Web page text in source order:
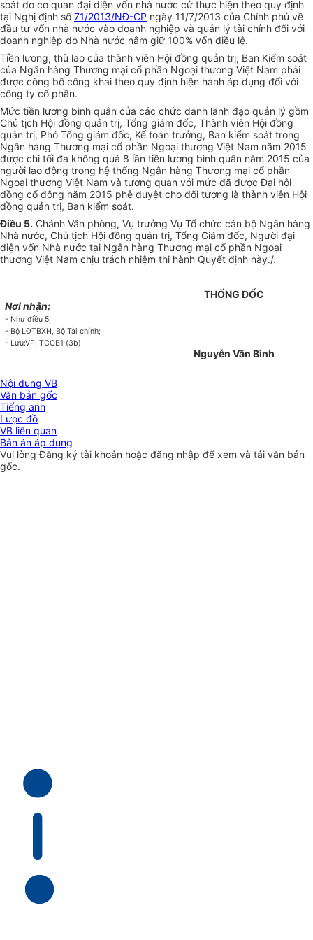
soát do cơ quan đại diện vốn nhà nước cử thực hiện theo quy định
tại Nghị định số71/2013/NĐ-CP ngày 11/7/2013 của Chính phủ về
đầu tư vốn nhà nước vào doanh nghiệp và quản lý tài chính đối với
doanh nghiệp do Nhà nước nắm giữ 100% vốn điều lệ.
Tiền lương, thù lao của thành viên Hội đồng quản trị, Ban Kiểm soát
của Ngân hàng Thương mại cổ phần Ngoại thương Việt Nam phải
được công bố công khai theo quy định hiện hành áp dụng đối với
công ty cổ phần.
Mức tiền lương bình quân của các chức danh lãnh đạo quản lý gồm
Chủ tịch Hội đồng quản trị, Tổng giám đốc, Thành viên Hội đồng
quản trị, Phó Tổng giám đốc, Kế toán trưởng, Ban kiểm soát trong
Ngân hàng Thương mại cổ phần Ngoại thương Việt Nam năm 2015
được chi tối đa không quá 8 lần tiền lương bình quân năm 2015 của
người lao động trong hệ thống Ngân hàng Thương mại cổ phần
Ngoại thương Việt Nam và tương quan với mức đã được Đại hội
đồng cổ đông năm 2015 phê duyệt cho đối tượng là thành viên Hội
đồng quản trị, Ban kiểm soát.
Điều 5. Chánh Văn phòng, Vụ trưởng Vụ Tổ chức cán bộ Ngân hàng
Nhà nước, Chủ tịch Hội đồng quản trị, Tổng Giám đốc, Người đại
diện vốn Nhà nước tại Ngân hàng Thương mại cổ phần Ngoại
thương Việt Nam chịu trách nhiệm thi hành Quyết định này./.
Nơi nhận:
- Như điều 5;
- Bộ LĐTBXH, Bộ Tài chính;
- Lưu:VP, TCCB1 (3b).
THỐNG ĐỐC
Nguyễn Văn Bình
Nội dung VB
Văn bản gốc
Tiếng anh
Lược đồ
VB liên quan
Bản án áp dụng
Vui lòngĐăng ký tài khoản hoặc đăng nhập để xem và tải văn bản
gốc.